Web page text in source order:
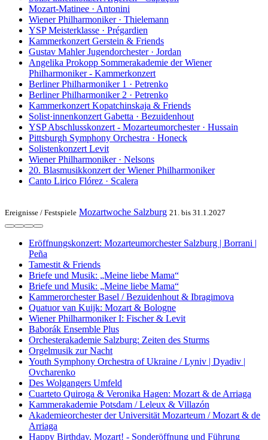
Mozart-Matinee · Antonini
Wiener Philharmoniker · Thielemann
YSP Meisterklasse · Prégardien
Kammerkonzert Gerstein & Friends
Gustav Mahler Jugendorchester · Jordan
Angelika Prokopp Sommerakademie der Wiener
Philharmoniker - Kammerkonzert
Berliner Philharmoniker 1 · Petrenko
Berliner Philharmoniker 2 · Petrenko
Kammerkonzert Kopatchinskaja & Friends
Solist·innenkonzert Gabetta · Bezuidenhout
YSP Abschlusskonzert - Mozarteumorchester · Hussain
Pittsburgh Symphony Orchestra · Honeck
Solistenkonzert Levit
Wiener Philharmoniker · Nelsons
20. Blasmusikkonzert der Wiener Philharmoniker
Canto Lirico Flórez · Scalera
Ereignisse / Festspiele Mozartwoche Salzburg 21. bis 31.1.2027
Eröffnungskonzert: Mozarteumorchester Salzburg | Borrani |
Peña
Tamestit & Friends
Briefe und Musik: „Meine liebe Mama“
Briefe und Musik: „Meine liebe Mama“
Kammerorchester Basel / Bezuidenhout & Ibragimova
Quatuor van Kuijk: Mozart & Bologne
Wiener Philharmoniker I: Fischer & Levit
Baborák Ensemble Plus
Orchesterakademie Salzburg: Zeiten des Sturms
Orgelmusik zur Nacht
Youth Symphony Orchestra of Ukraine / Lyniv | Dyadiv |
Ovcharenko
Des Wolgangers Umfeld
Cuarteto Quiroga & Veronika Hagen: Mozart & de Arriaga
Kammerakademie Potsdam / Leleux & Villazón
Akademieorchester der Universität Mozarteum / Mozart & de
Arriaga
Happy Birthday, Mozart! - Sonderöffnung und Führung